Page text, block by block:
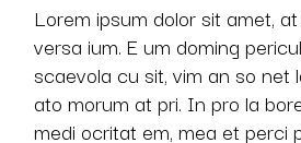
Lorem ipsum dolor sit amet,
versa ium. E um doming
scaevola cu sit, vim an so net
ato morum at pri. In pro la
medi ocritat em, mea et perci